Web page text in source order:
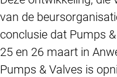
van de
conclusie dat Pumps
25 en 26 maart in
Pumps & Valves is